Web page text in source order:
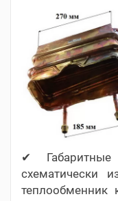
✔ Габаритные
схематически
теплообменник